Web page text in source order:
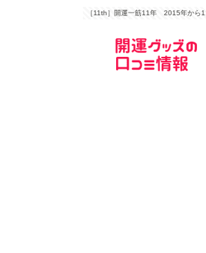
［11th］開運一筋11年 2015年から